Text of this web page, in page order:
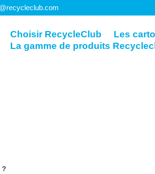
Choisir RecycleClub
Les
La gamme de produits
?